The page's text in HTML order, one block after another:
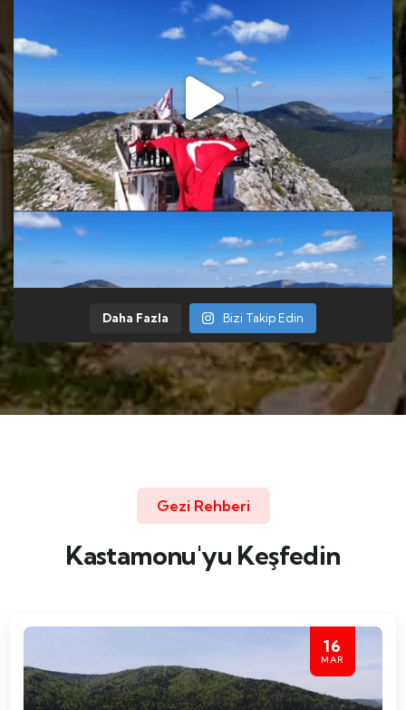
Daha Fazla Bizi Takip Edin
Gezi Rehberi
Kastamonu'yu Keşfedin
16
MAR